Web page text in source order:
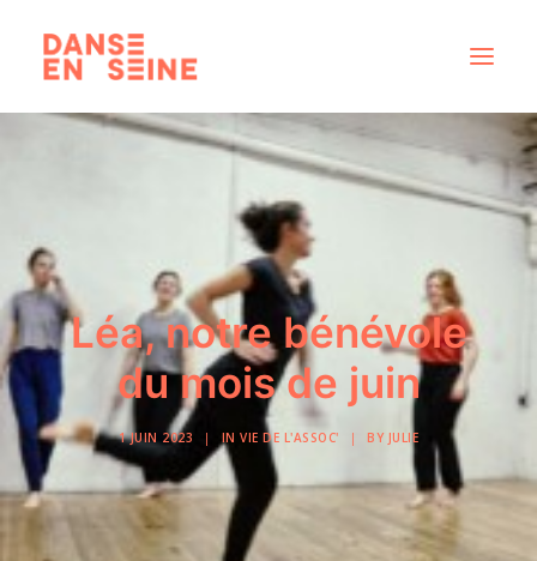
DISPOSITIFS ARTISTIQUES
À PROPOS
NOUS REJOINDRE
ACTUS
RECHERCHE
Léa, notre bénévole
du mois de juin
1 JUIN 2023 | INVIE DE L'ASSOC' | BY JULIE